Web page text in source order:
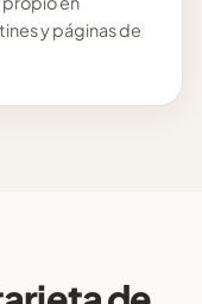
y páginas de